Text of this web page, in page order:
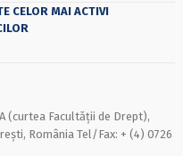
CELOR MAI ACTIVI
(curtea Facultății de Drept),
România Tel/Fax: + (4) 0726